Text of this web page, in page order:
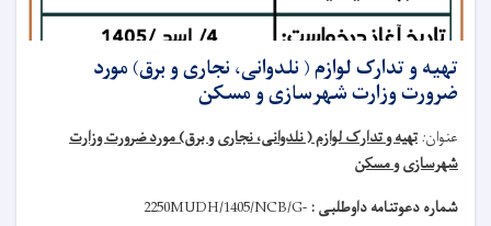
تهیه و تدارک لوازم ( نلدوانی، نجاری و برق) مورد
ضرورت وزارت شهرسازی و مسکن
عنوان:تهیه و تدارک لوازم ( نلدوانی، نجاری و برق) مورد ضرورت وزارت
شهرسازی و مسکن
شماره دعوتنامه داوطلبی : MUDH/1405/NCB/G-
2250